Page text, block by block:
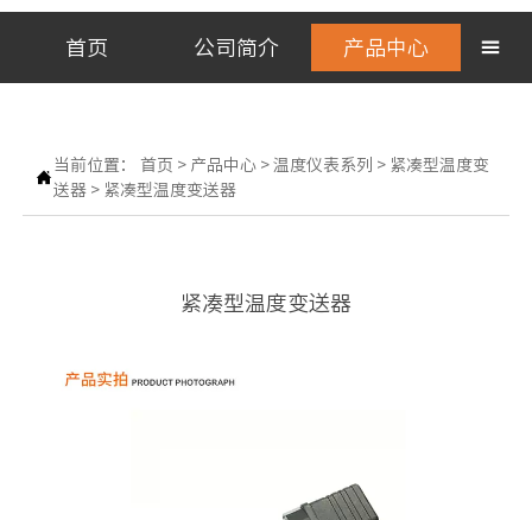
首页 公司简介 产品中心 

当前位置： 首页 > 产品中心> 温度仪表系列 > 紧凑型温度变
送器> 紧凑型温度变送器
紧凑型温度变送器